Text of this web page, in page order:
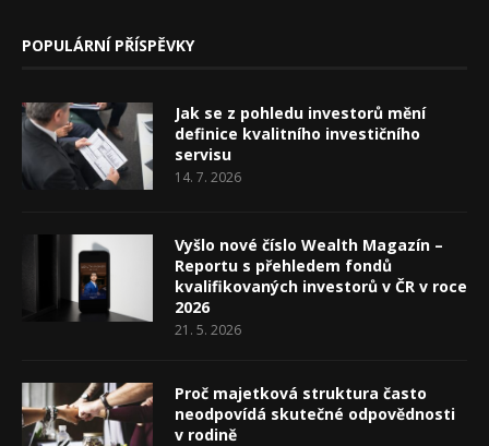
POPULÁRNÍ PŘÍSPĚVKY
Jak se z pohledu investorů mění
definice kvalitního investičního
servisu
14. 7. 2026
Vyšlo nové číslo Wealth Magazín –
Reportu s přehledem fondů
kvalifikovaných investorů v ČR v roce
2026
21. 5. 2026
Proč majetková struktura často
neodpovídá skutečné odpovědnosti
v rodině